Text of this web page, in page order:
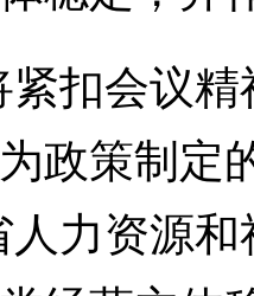
扣会议精
政策制定
人力资源